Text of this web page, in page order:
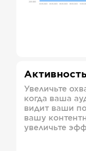
Увеличьте
когда ваша
видит ваши
вашу
увеличьте